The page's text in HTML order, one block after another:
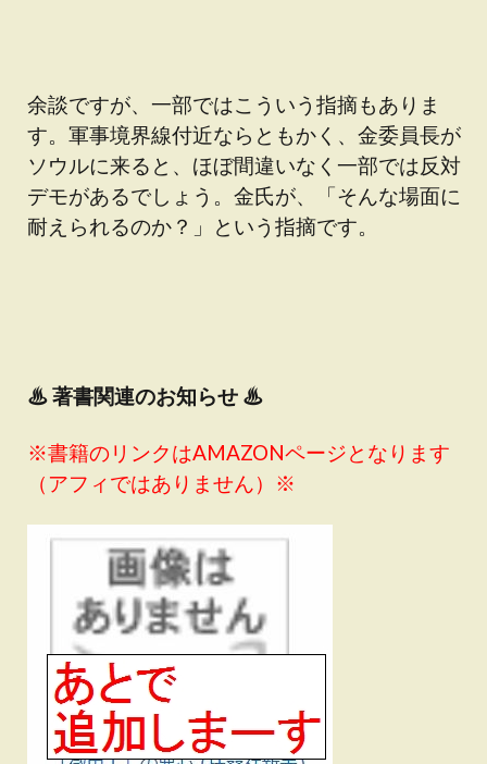
余談ですが、一部ではこういう指摘もありま
す。軍事境界線付近ならともかく、金委員長が
ソウルに来ると、ほぼ間違いなく一部では反対
デモがあるでしょう。金氏が、「そんな場面に
耐えられるのか？」という指摘です。
♨著書関連のお知らせ ♨
※書籍のリンクはAMAZONページとなります
（アフィではありません）※